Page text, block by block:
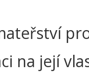
na její